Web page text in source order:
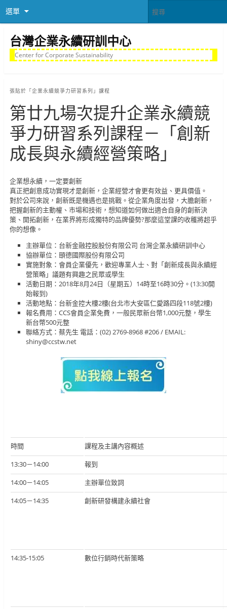
選單
台灣企業永續研訓中心
Center for Corporate Sustainability
張貼於 「企業永續競爭力研習系列」課程
第廿九場次提升企業永續競
爭力研習系列課程－「創新
成長與永續經營策略」
企業想永續，一定要創新
真正把創意成功實現才是創新，企業經營才會更有效益、更具價值。
對於公司來說，創新既是機遇也是挑戰。從企業角度出發，大膽創新，
把握創新的主動權、市場和技術，想知道如何做出適合自身的創新決
策、開拓創新，在業界將形成獨特的品牌優勢?那麼這堂課的收穫將超乎
你的想像。
主辦單位：台新金融控股股份有限公司 台灣企業永續研訓中心
協辦單位：頤德國際股份有限公司
實施對象：會員企業優先，歡迎專業人士、對「創新成長與永續經
營策略」議題有興趣之民眾或學生
活動日期：2018年8月24日（星期五）14時至16時30分。(13:30開
始報到)
活動地點：台新金控大樓2樓(台北市大安區仁愛路四段118號2樓)
報名費用：CCS會員企業免費，一般民眾新台幣1,000元整，學生
新台幣500元整
聯絡方式：蔡先生 電話：(02) 2769-8968 #206 / EMAIL:
shiny@ccstw.net
時間
課程及主講內容概述
13:30－14:00
報到
14:00－14:05
主辦單位致詞
14:05－14:35
創新研發構建永續社會
14:35-15:05 數位行銷時代新策略